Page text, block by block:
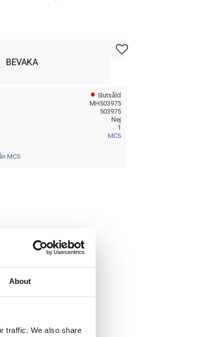
About
traffic. We also share
Lägg till i favoriter
BEVAKA
Slutsåld
MH503975
503975
Nej
1
MCS
MCS
dig